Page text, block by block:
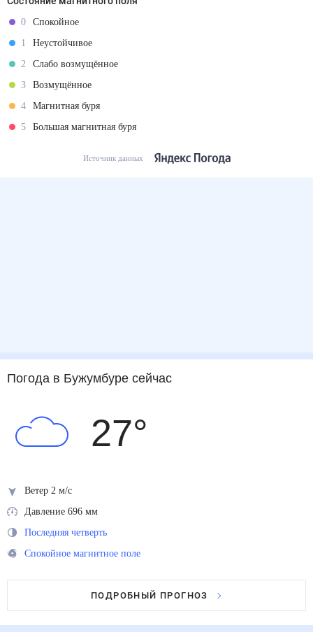
0
Спокойное
1
Неустойчивое
2
Слабо возмущённое
3
Возмущённое
4
Магнитная буря
5
Большая магнитная буря
Источник данных
Погода в Бужумбуре сейчас
27°
Ветер 2 м/с
Давление 696 мм
Последняя четверть
Спокойное магнитное поле
ПОДРОБНЫЙ ПРОГНОЗ